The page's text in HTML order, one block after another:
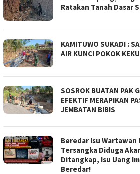
Ratakan Tanah Dasar
KAMITUWO SUKADI :
AIR KUNCI POKOK
SOSROK BUATAN PAK
EFEKTIF MERAPIKAN
JEMBATAN BIBIS
Beredar Isu
Tersangka Diduga
Ditangkap, Isu Uang
Beredar!